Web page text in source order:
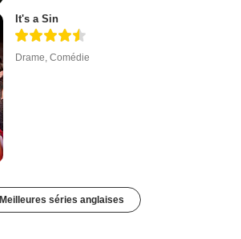
It's a Sin
Drame,Comédie
Meilleures séries anglaises